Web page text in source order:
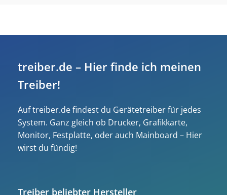
treiber.de – Hier finde ich meinen
Treiber!
Auf treiber.de findest du Gerätetreiber für jedes
System. Ganz gleich ob Drucker, Grafikkarte,
Monitor, Festplatte, oder auch Mainboard – Hier
wirst du fündig!
Treiber beliebter Hersteller